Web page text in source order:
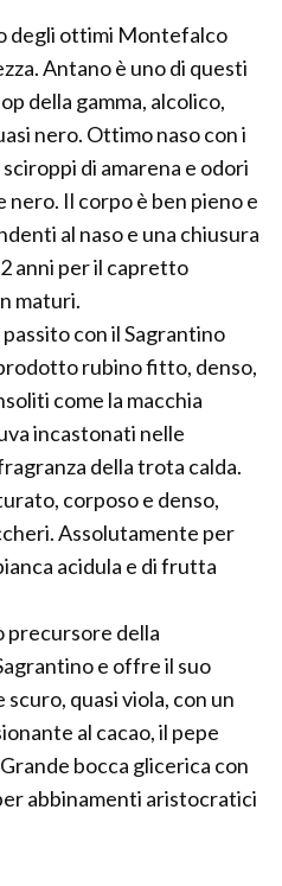
degli ottimi Montefalco
Antano è uno di questi
della gamma, alcolico,
nero. Ottimo naso con i
di amarena e odori
Il corpo è ben pieno e
al naso e una chiusura
anni per il capretto
maturi.
con il Sagrantino
rubino fitto, denso,
come la macchia
incastonati nelle
della trota calda.
corposo e denso,
Assolutamente per
acidula e di frutta
precursore della
e offre il suo
quasi viola, con un
al cacao, il pepe
bocca glicerica con
abbinamenti aristocratici